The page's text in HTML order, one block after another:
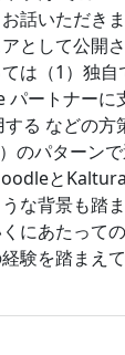
話いただき
として公開
は（1）独
ートナーに
る などの方
のパターンで
と
な背景も踏
にあたって
験を踏まえ